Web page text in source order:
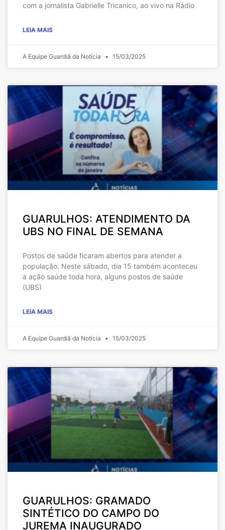
com a jornalista Gabrielle Tricanico, ao vivo na Rádio
LEIA MAIS
A Equipe Guardiã da Notícia 15/03/2025
GUARULHOS: ATENDIMENTO DA
UBS NO FINAL DE SEMANA
Postos de saúde ficaram abertos para atender a
população. Neste sábado, dia 15 também aconteceu
a ação saúde toda hora, alguns postos de saúde
(UBS)
LEIA MAIS
A Equipe Guardiã da Notícia 15/03/2025
GUARULHOS: GRAMADO
SINTÉTICO DO CAMPO DO
JUREMA INAUGURADO